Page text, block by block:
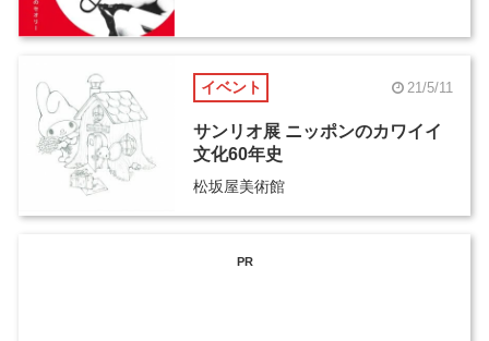
イベント 21/5/11
サンリオ展 ニッポンのカワイイ
文化60年史
松坂屋美術館
PR